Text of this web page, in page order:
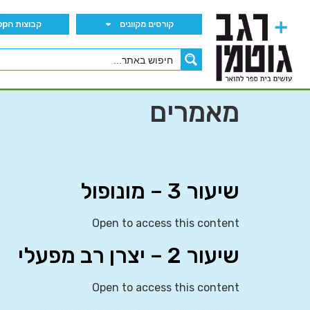
קורסים מקוונים קבוצות הWhatsApp
מאמרים
שיעור 3 – מונופול
Open to access this content
שיעור 2 – יצרן רב מפעלי
Open to access this content